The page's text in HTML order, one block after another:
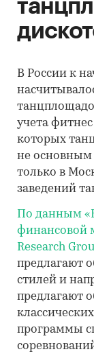
В России к
учета
которых
не основным
только в
заведений
По данным
финансовой
Research
предлагают
стилей и
предлагают
программы